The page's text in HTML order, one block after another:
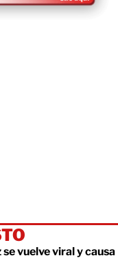
vuelve viral y causa